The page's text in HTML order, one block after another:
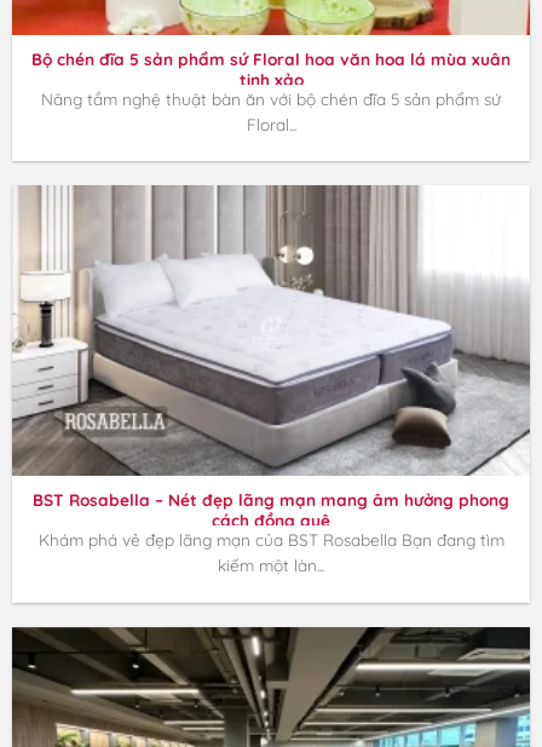
Bộ chén đĩa 5 sản phẩm sứ Floral hoa văn hoa lá mùa xuân
tinh xảo
Nâng tầm nghệ thuật bàn ăn với bộ chén đĩa 5 sản phẩm sứ
Floral...
BST Rosabella – Nét đẹp lãng mạn mang âm hưởng phong
cách đồng quê
Khám phá vẻ đẹp lãng mạn của BST Rosabella Bạn đang tìm
kiếm một làn...